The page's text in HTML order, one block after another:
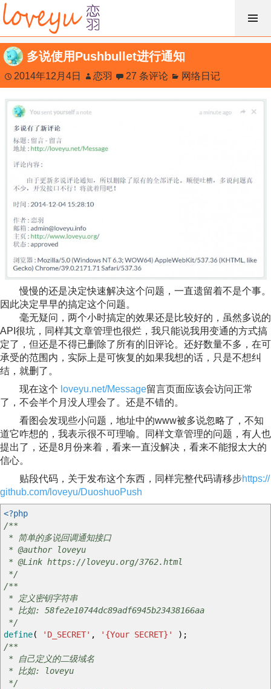
跳
过
内
容
多说使用Pushbullet进行通知
2014年12月4日 恋羽 27 条评论 网络日记
慢慢的还是决定快速解决这个问题，一直遗留着不是个事。
因此决定早早的搞定这个问题。
毫无疑问，两个小时搞定的效果还是比较好的，虽然多说的
API很坑，同样其文章管理也很烂，我只能说我用变通的方式搞
定了，但还是不得已删除了所有的旧评论。还好数量不多，在可
承受的范围内，实际上是可恢复的如果我想的话，只是不想纠
结，就删了。
现在这个 loveyu.net/Message留言页面应该会访问正常
了，不会半个月没人理会了。还是不错的。
看图会发现些小问题，地址中的www被多说忽略了，不知
道它咋想的，我表示很不可理喻。同样文章管理的问题，有人也
提出了，还是8月份来着，看来一直没解决，看来不能报太大的
信心。
贴段代码，关于发布这个东西，同样完整代码请移步https://
github.com/loveyu/DuoshuoPush
<?php
/**
* 简单的多说回调通知接口
* @author loveyu
* @Link https://loveyu.org/3762.html
*/
/**
* 定义密钥字符串
* 比如: 58fe2e10744dc89adf6945b23438166aa
*/
define( 'D_SECRET' , '{Your SECRET}' ) ;
/**
* 自己定义的二级域名
* 比如: loveyu
*/